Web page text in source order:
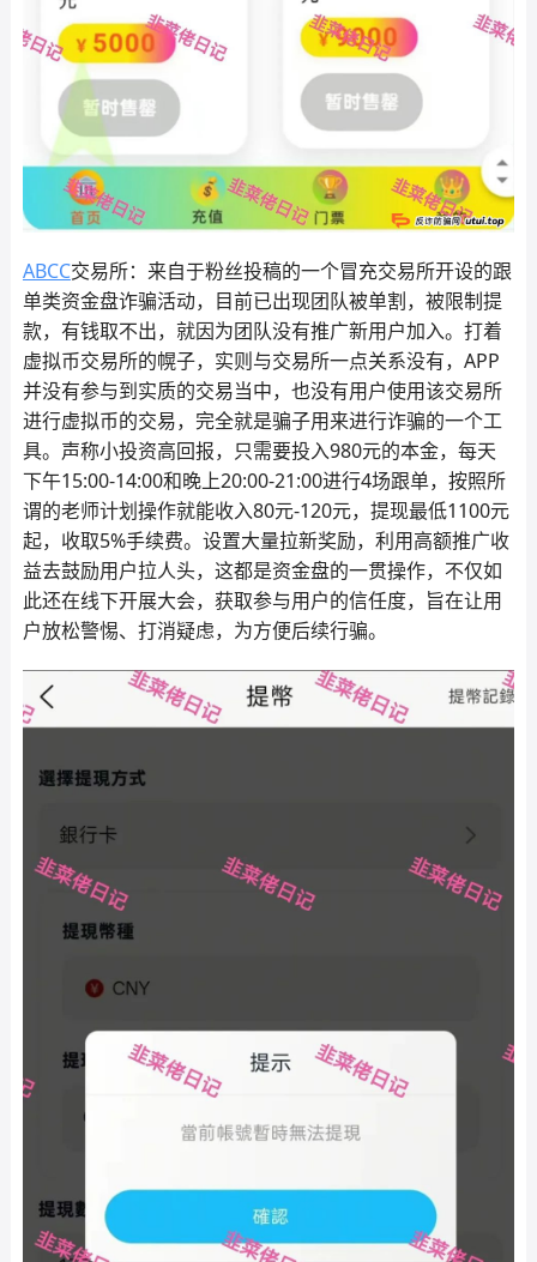
ABCC交易所：来自于粉丝投稿的一个冒充交易所开设的跟
单类资金盘诈骗活动，目前已出现团队被单割，被限制提
款，有钱取不出，就因为团队没有推广新用户加入。打着
虚拟币交易所的幌子，实则与交易所一点关系没有，APP
并没有参与到实质的交易当中，也没有用户使用该交易所
进行虚拟币的交易，完全就是骗子用来进行诈骗的一个工
具。声称小投资高回报，只需要投入980元的本金，每天
下午15:00-14:00和晚上20:00-21:00进行4场跟单，按照所
谓的老师计划操作就能收入80元-120元，提现最低1100元
起，收取5%手续费。设置大量拉新奖励，利用高额推广收
益去鼓励用户拉人头，这都是资金盘的一贯操作，不仅如
此还在线下开展大会，获取参与用户的信任度，旨在让用
户放松警惕、打消疑虑，为方便后续行骗。